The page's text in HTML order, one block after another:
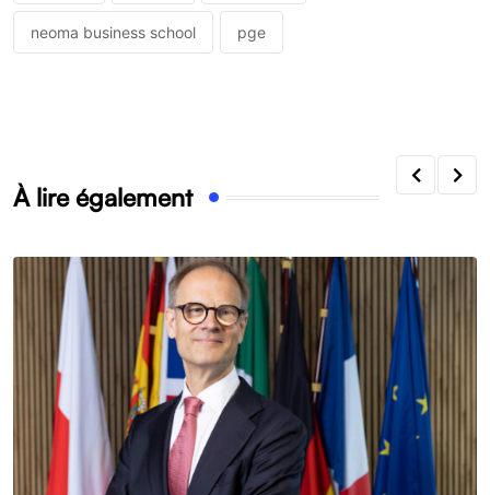
neoma business school pge
À lire également